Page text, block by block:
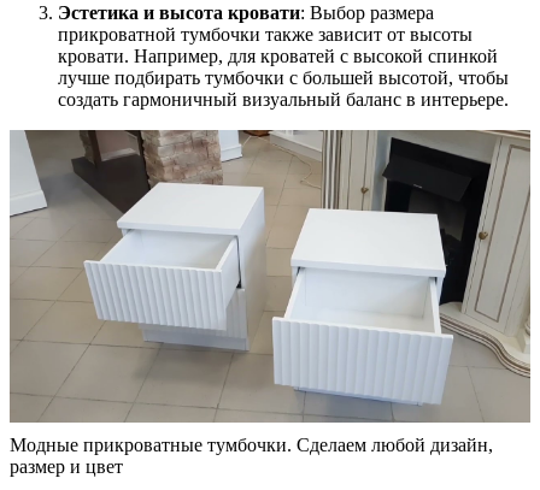
Эстетика и высота кровати: Выбор размера
прикроватной тумбочки также зависит от высоты
кровати. Например, для кроватей с высокой спинкой
лучше подбирать тумбочки с большей высотой, чтобы
создать гармоничный визуальный баланс в интерьере.
Модные прикроватные тумбочки. Сделаем любой дизайн,
размер и цвет